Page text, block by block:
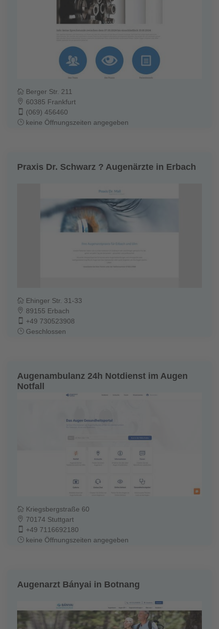
Berger Str. 211
60385 Frankfurt
(069) 456460
keine Öffnungszeiten angegeben
Praxis Dr. Schwarz ? Augenärzte in Erbach
Ehinger Str. 31-33
89155 Erbach
+49 730523908
Geschlossen
Augenambulanz 24h Notdienst im Augen
Notfall
Kriegsbergstraße 60
70174 Stuttgart
+49 7116692180
keine Öffnungszeiten angegeben
Augenarzt Bányai in Botnang